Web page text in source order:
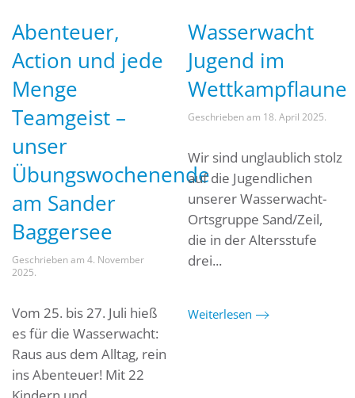
Abenteuer,
Action und jede
Menge
Teamgeist –
unser
Übungswochenende
am Sander
Baggersee
Geschrieben am 4. November
2025.
Vom 25. bis 27. Juli hieß
es für die Wasserwacht:
Raus aus dem Alltag, rein
ins Abenteuer! Mit 22
Wasserwacht
Jugend im
Wettkampflaune
Geschrieben am 18. April 2025.
Wir sind unglaublich stolz
auf die Jugendlichen
unserer Wasserwacht-
Ortsgruppe Sand/Zeil,
die in der Altersstufe
drei...
Weiterlesen